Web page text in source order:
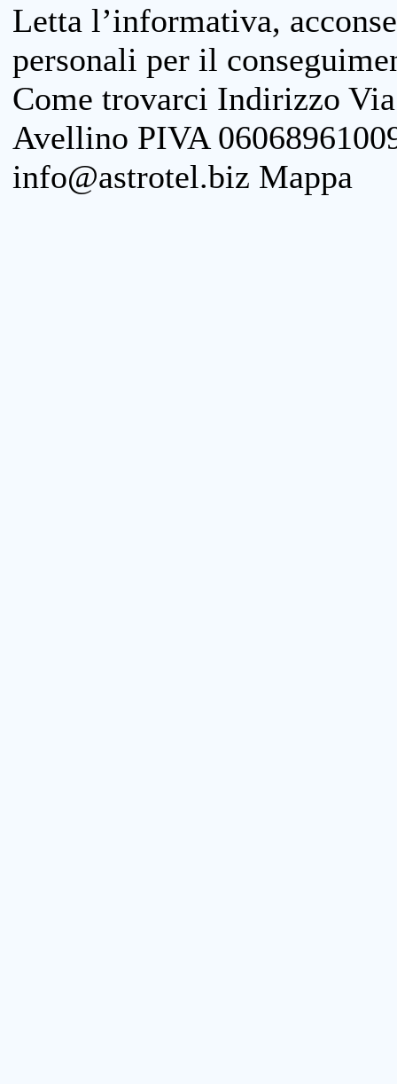
Letta l’informativa,
personali per il
Come trovarci Indirizzo
Avellino PIVA
info@astrotel.biz Mappa